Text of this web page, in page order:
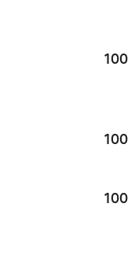
100
100
100